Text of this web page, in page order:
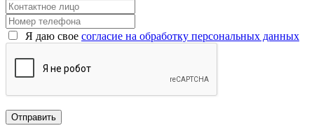
Я даю свое согласие на обработку персональных данных